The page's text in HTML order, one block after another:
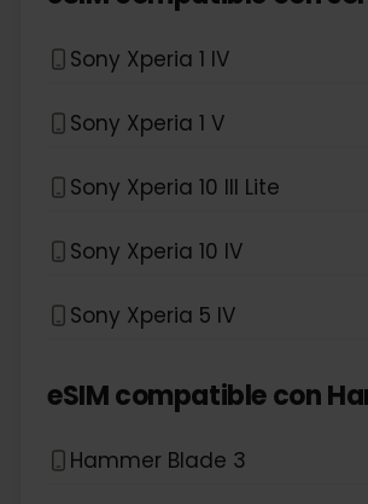
Sony Xperia 1 IV
Sony Xperia 1 V
Sony Xperia 10 III Lite
Sony Xperia 10 IV
Sony Xperia 5 IV
eSIM compatible con
Hammer Blade 3